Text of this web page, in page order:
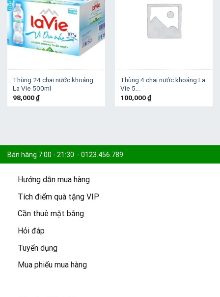
Thùng 24 chai nước khoáng
La Vie 500ml
98,000₫
Thùng 4 chai nước khoáng La
Vie 5…
100,000₫
Bán hàng 7:00 - 21:30 - 0123.456.789
Khiếu nại 7:30 - 21:00 - 0123.456.789
Hướng dẫn mua hàng
Tích điểm quà tặng VIP
Cần thuê mặt bằng
Hỏi đáp
Tuyển dụng
Mua phiếu mua hàng